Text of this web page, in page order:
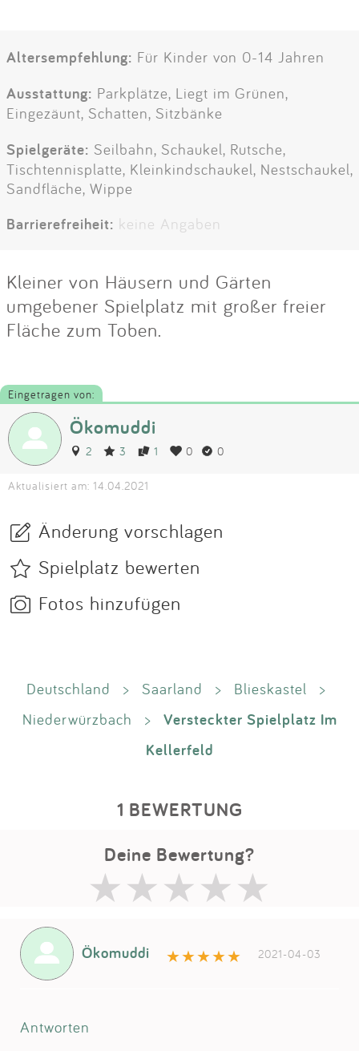
Altersempfehlung: Für Kinder von 0-14 Jahren
Ausstattung: Parkplätze, Liegt im Grünen,
Eingezäunt, Schatten, Sitzbänke
Spielgeräte: Seilbahn, Schaukel, Rutsche,
Tischtennisplatte, Kleinkindschaukel, Nestschaukel,
Sandfläche, Wippe
Barrierefreiheit: keine Angaben
Kleiner von Häusern und Gärten
umgebener Spielplatz mit großer freier
Fläche zum Toben.
Eingetragen von:
Ökomuddi
2 3 1 0 0
Aktualisiert am: 14.04.2021
Änderung vorschlagen
Spielplatz bewerten
Fotos hinzufügen
Deutschland > Saarland > Blieskastel
>
Niederwürzbach
>
Versteckter Spielplatz Im
Kellerfeld
1 BEWERTUNG
Deine Bewertung?
Ökomuddi 2021-04-03
Antworten